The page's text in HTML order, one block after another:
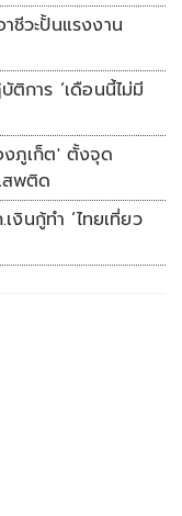
ชีวะปั้นแรงงาน
ติการ ‘เดือนนี้ไม่มี
งภูเก็ต' ตั้งจุด
สพติด
งินกู้ทำ ‘ไทยเที่ยว